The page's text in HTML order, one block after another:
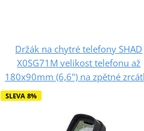
Držák na chytré telefony SHAD
X0SG71M velikost telefonu až
180x90mm (6,6") na zpětné
SLEVA 8%